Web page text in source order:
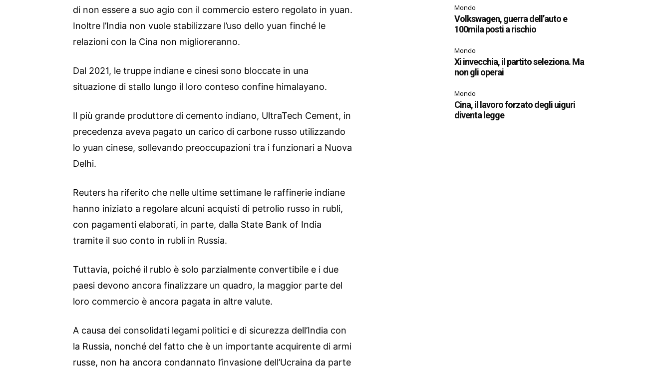
di non essere a suo agio con il commercio estero regolato in yuan.
Inoltre l’India non vuole stabilizzare l’uso dello yuan finché le
relazioni con la Cina non miglioreranno.
Dal 2021, le truppe indiane e cinesi sono bloccate in una
situazione di stallo lungo il loro conteso confine himalayano.
Il più grande produttore di cemento indiano, UltraTech Cement, in
precedenza aveva pagato un carico di carbone russo utilizzando
lo yuan cinese, sollevando preoccupazioni tra i funzionari a Nuova
Delhi.
Reuters ha riferito che nelle ultime settimane le raffinerie indiane
hanno iniziato a regolare alcuni acquisti di petrolio russo in rubli,
con pagamenti elaborati, in parte, dalla State Bank of India
tramite il suo conto in rubli in Russia.
Tuttavia, poiché il rublo è solo parzialmente convertibile e i due
paesi devono ancora finalizzare un quadro, la maggior parte del
loro commercio è ancora pagata in altre valute.
A causa dei consolidati legami politici e di sicurezza dell’India con
la Russia, nonché del fatto che è un importante acquirente di armi
russe, non ha ancora condannato l’invasione dell’Ucraina da parte
Mondo
Volkswagen, guerra dell’auto e
100mila posti a rischio
Mondo
Xi invecchia, il partito seleziona. Ma
non gli operai
Mondo
Cina, il lavoro forzato degli uiguri
diventa legge